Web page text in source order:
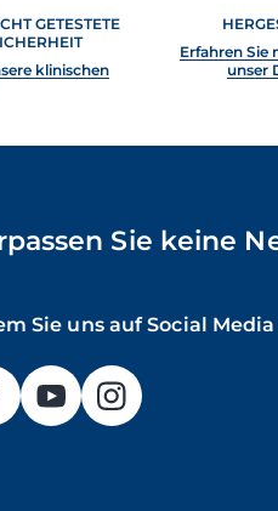
GETESTETE
klinischen
Erfahren Sie
unser
Sie keine
Sie uns auf Social